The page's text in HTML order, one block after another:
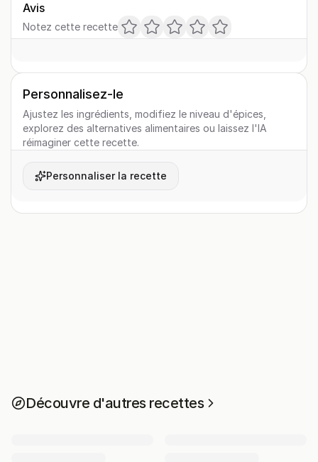
Avis
Notez cette recette
Personnalisez-le
Ajustez les ingrédients, modifiez le niveau d'épices,
explorez des alternatives alimentaires ou laissez l'IA
réimaginer cette recette.
Personnaliser la recette
Découvre d'autres recettes